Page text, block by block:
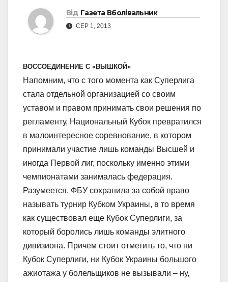
Від Газета Вболівальник
СЕР 1, 2013
ВОССОЕДИНЕНИЕ С «ВЫШКОЙ»
Напомним, что с того момента как Суперлига
стала отдельной организацией со своим
уставом и правом принимать свои решения по
регламенту, Национальный Кубок превратился
в малоинтересное соревнование, в котором
принимали участие лишь команды Высшей и
иногда Первой лиг, поскольку именно этими
чемпионатами занималась федерация.
Разумеется, ФБУ сохранила за собой право
называть турнир Кубком Украины, в то время
как существовал еще Кубок Суперлиги, за
который боролись лишь команды элитного
дивизиона. Причем стоит отметить то, что ни
Кубок Суперлиги, ни Кубок Украины большого
ажиотажа у болельщиков не вызывали – ну,